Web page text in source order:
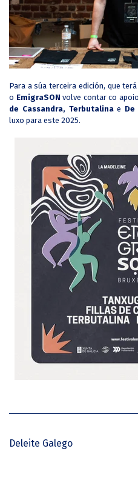
Para a súa terceira edición, que
o EmigraSON volve contar co
de Cassandra, Terbutalinae De
luxo para este 2025.
Deleite Galego